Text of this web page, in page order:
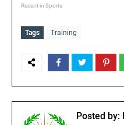
Recent in Sports
Tags Training
Posted by: